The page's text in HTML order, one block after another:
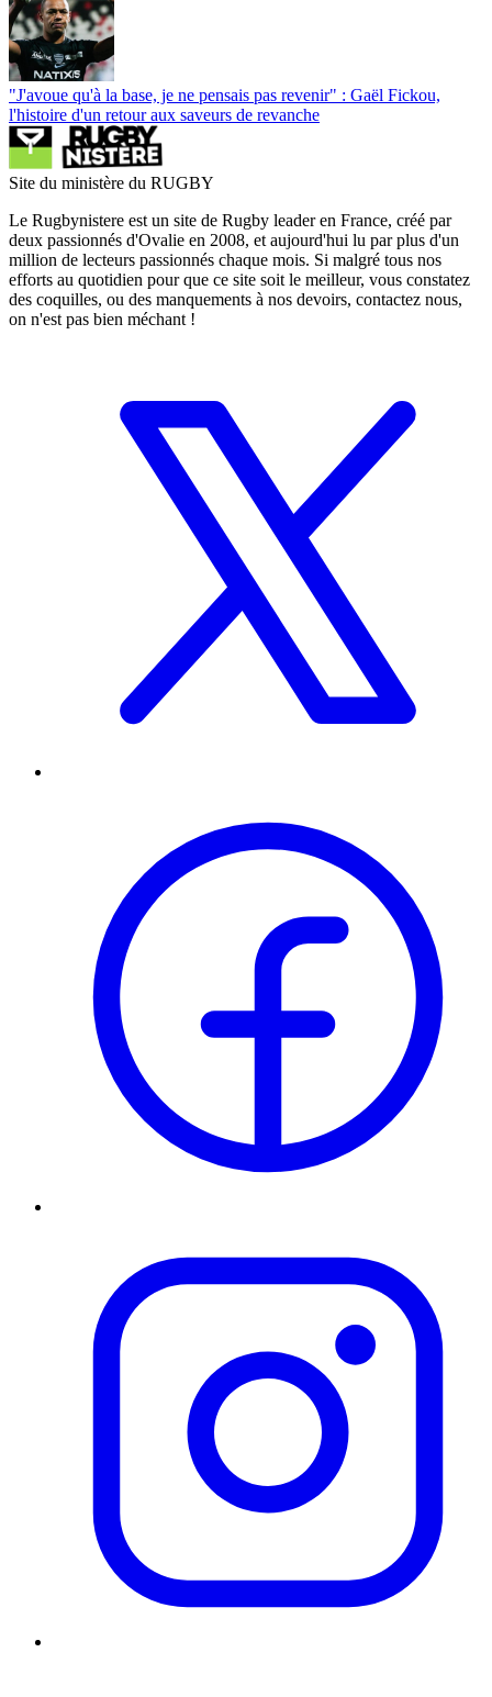
"J'avoue qu'à la base, je ne pensais pas revenir" : Gaël Fickou,
l'histoire d'un retour aux saveurs de revanche
Site du ministère du RUGBY
Le Rugbynistere est un site de Rugby leader en France, créé par
deux passionnés d'Ovalie en 2008, et aujourd'hui lu par plus d'un
million de lecteurs passionnés chaque mois. Si malgré tous nos
efforts au quotidien pour que ce site soit le meilleur, vous constatez
des coquilles, ou des manquements à nos devoirs, contactez nous,
on n'est pas bien méchant !